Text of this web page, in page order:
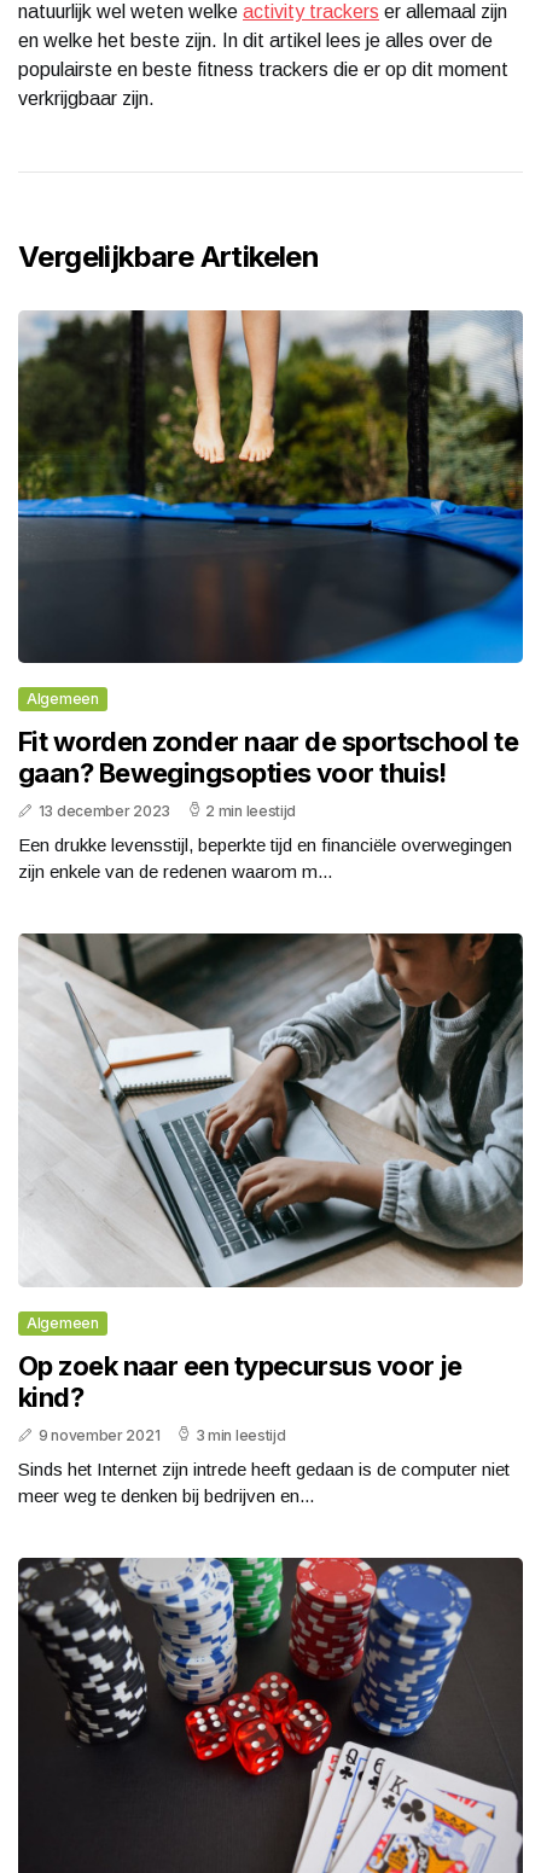
natuurlijk wel weten welke activity trackers er allemaal zijn
en welke het beste zijn. In dit artikel lees je alles over de
populairste en beste fitness trackers die er op dit moment
verkrijgbaar zijn.
Vergelijkbare Artikelen
Algemeen
Fit worden zonder naar de sportschool te
gaan? Bewegingsopties voor thuis!
13 december 2023 2 min leestijd
Een drukke levensstijl, beperkte tijd en financiële overwegingen
zijn enkele van de redenen waarom m...
Algemeen
Op zoek naar een typecursus voor je
kind?
9 november 2021 3 min leestijd
Sinds het Internet zijn intrede heeft gedaan is de computer niet
meer weg te denken bij bedrijven en...